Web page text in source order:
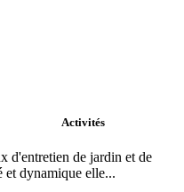
Activités
d'entretien de jardin et de
et dynamique elle...